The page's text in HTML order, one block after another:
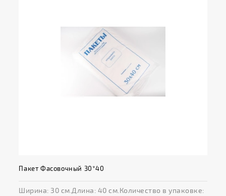
Пакет Фасовочный 30*40
Ширина: 30 см.Длина: 40 см.Количество в упаковке: